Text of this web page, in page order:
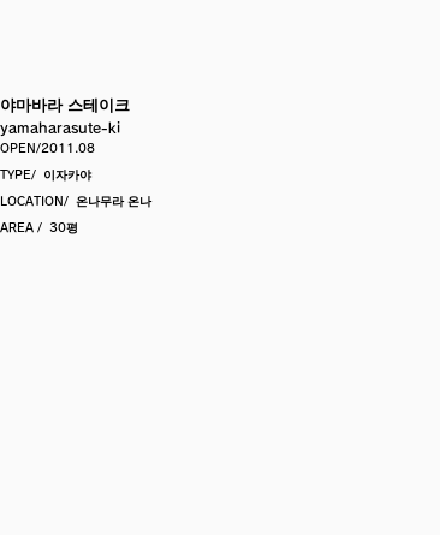
야마바라 스테이크
yamaharasute-ki
OPEN/2011.08
TYPE/ 이자카야
LOCATION/ 온나무라 온나
AREA / 30평